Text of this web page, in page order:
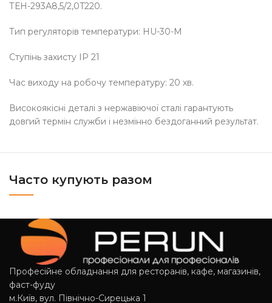
ТЕН-293А8,5/2,0T220.
Тип регуляторів температури: HU-30-M
Ступінь захисту ІР 21
Час виходу на робочу температуру: 20 хв.
Високоякісні деталі з нержавіючої сталі гарантують
довгий термін служби і незмінно бездоганний результат.
Часто купують разом
Професійне обладнання для ресторанів, кафе, магазинів,
фаст-фуду
м.Київ, вул. Північно-Сирецька 1